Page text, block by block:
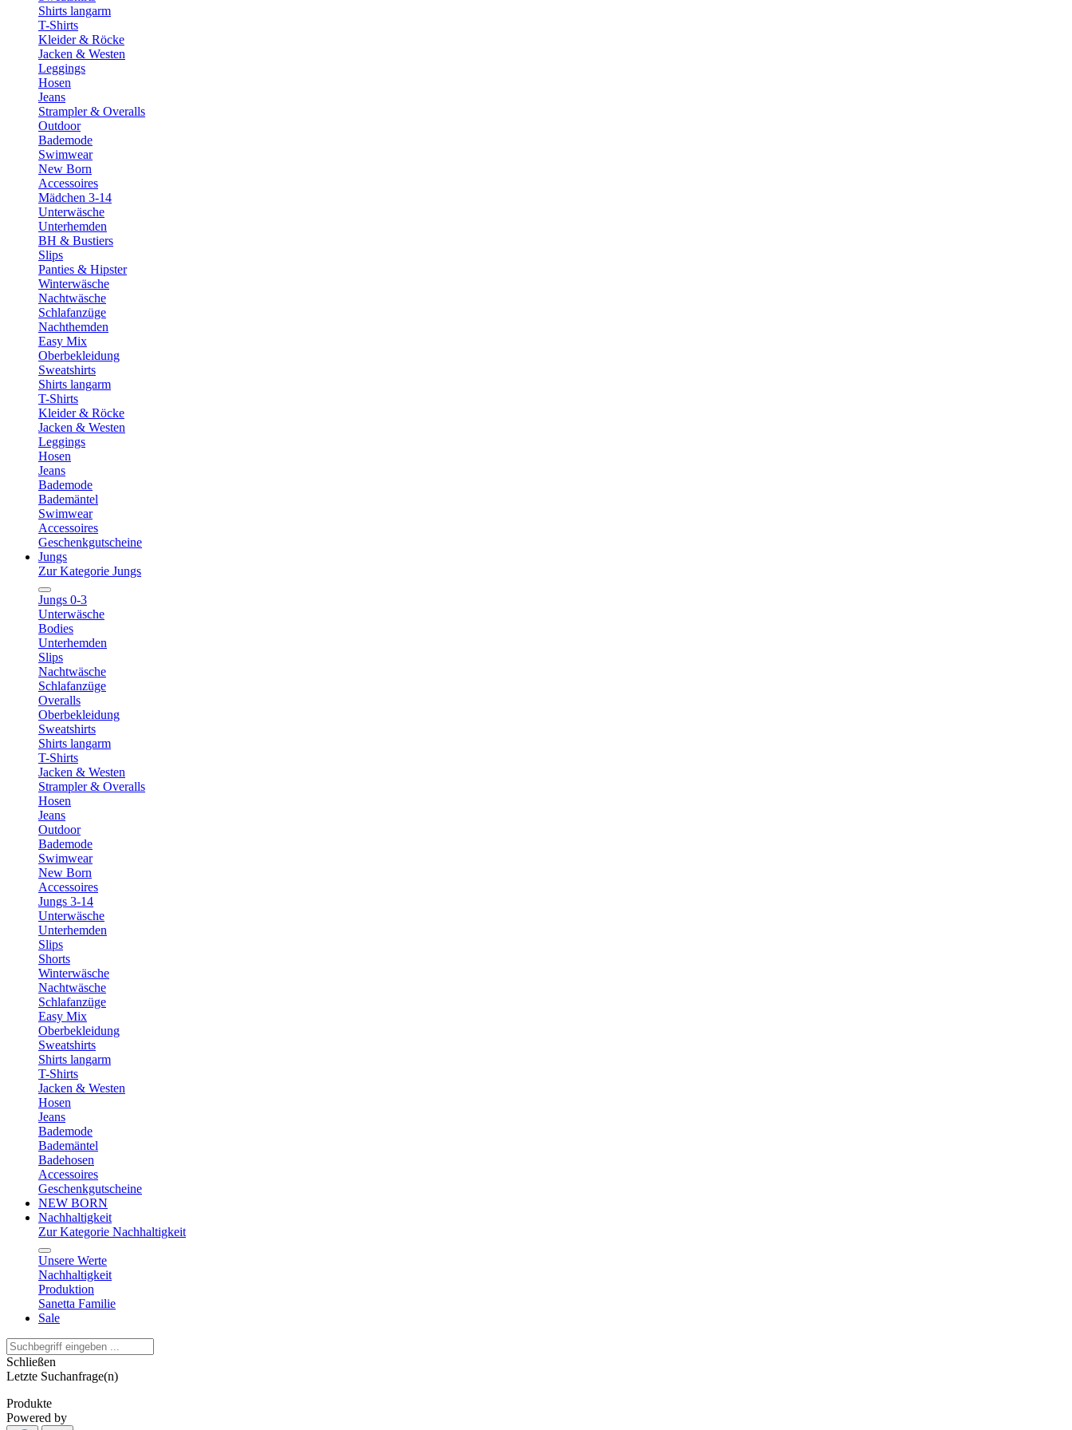
Shirts langarm
T-Shirts
Kleider & Röcke
Jacken & Westen
Leggings
Hosen
Jeans
Strampler & Overalls
Outdoor
Bademode
Swimwear
New Born
Accessoires
Mädchen 3-14
Unterwäsche
Unterhemden
BH & Bustiers
Slips
Panties & Hipster
Winterwäsche
Nachtwäsche
Schlafanzüge
Nachthemden
Easy Mix
Oberbekleidung
Sweatshirts
Shirts langarm
T-Shirts
Kleider & Röcke
Jacken & Westen
Leggings
Hosen
Jeans
Bademode
Bademäntel
Swimwear
Accessoires
Geschenkgutscheine
Jungs
Zur Kategorie Jungs
Jungs 0-3
Unterwäsche
Bodies
Unterhemden
Slips
Nachtwäsche
Schlafanzüge
Overalls
Oberbekleidung
Sweatshirts
Shirts langarm
T-Shirts
Jacken & Westen
Strampler & Overalls
Hosen
Jeans
Outdoor
Bademode
Swimwear
New Born
Accessoires
Jungs 3-14
Unterwäsche
Unterhemden
Slips
Shorts
Winterwäsche
Nachtwäsche
Schlafanzüge
Easy Mix
Oberbekleidung
Sweatshirts
Shirts langarm
T-Shirts
Jacken & Westen
Hosen
Jeans
Bademode
Bademäntel
Badehosen
Accessoires
Geschenkgutscheine
NEW BORN
Nachhaltigkeit
Zur Kategorie Nachhaltigkeit
Unsere Werte
Nachhaltigkeit
Produktion
Sanetta Familie
Sale
Schließen
Letzte Suchanfrage(n)
Produkte
Powered by